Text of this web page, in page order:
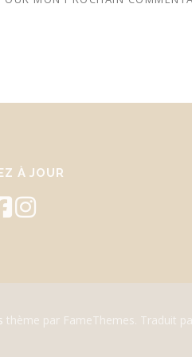
À JOUR
thème par FameThemes. Traduit